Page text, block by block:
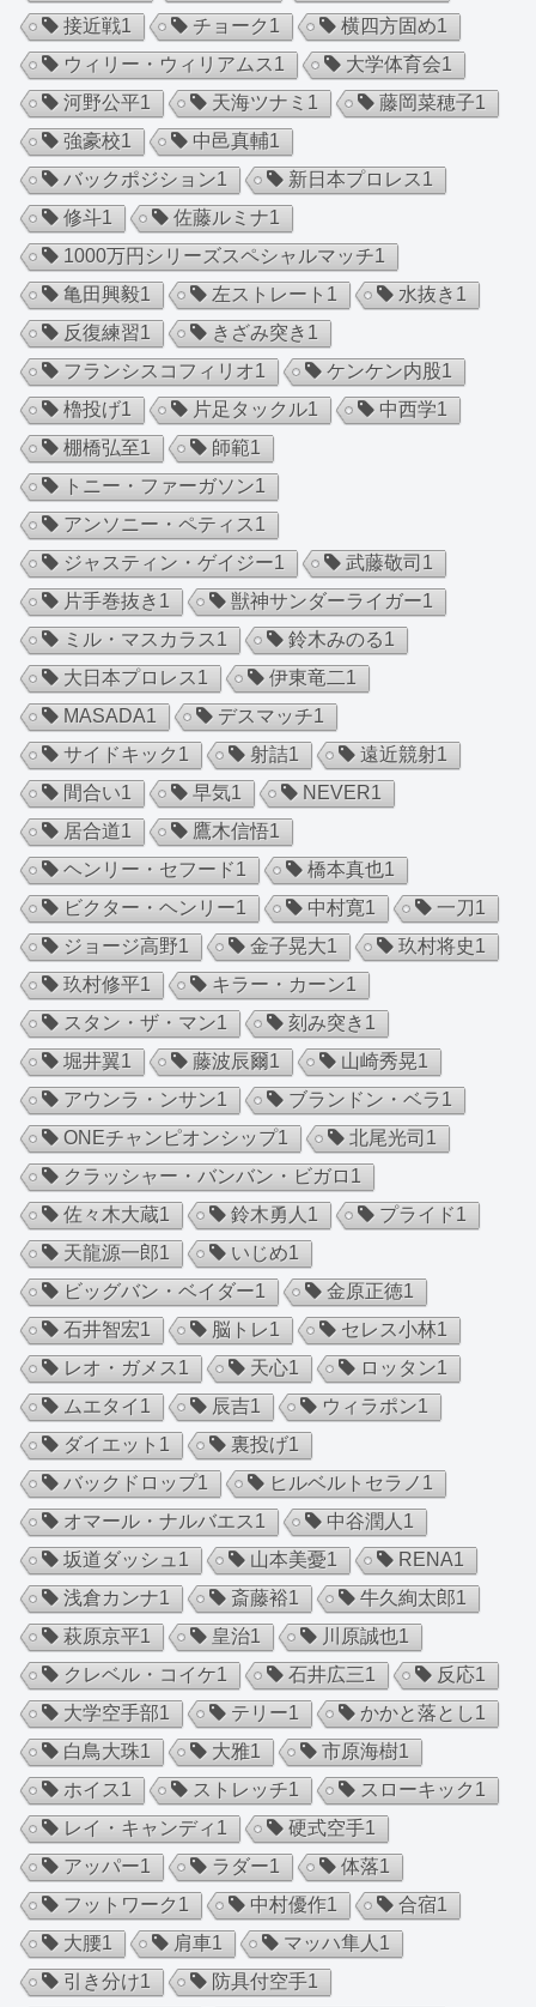
接近戦1 チョーク1 横四方固め1
ウィリー・ウィリアムス1 大学体育会1
河野公平1 天海ツナミ 1 藤岡菜穂子1
強豪校1 中邑真輔1
バックポジション1 新日本プロレス1
修斗1 佐藤ルミナ1
1000万円シリーズスペシャルマッチ1
亀田興毅1 左ストレート 1 水抜き 1
反復練習1 きざみ突き 1
フランシスコフィリオ1 ケンケン内股1
櫓投げ1 片足タックル1 中西学1
棚橋弘至1 師範1
トニー・ファーガソン1
アンソニー・ペティス1
ジャスティン・ゲイジー1 武藤敬司 1
片手巻抜き 1 獣神サンダーライガー1
ミル・マスカラス1 鈴木みのる1
大日本プロレス1 伊東竜二1
MASADA1 デスマッチ1
サイドキック1 射詰1 遠近競射1
間合い1 早気1 NEVER1
居合道1 鷹木信悟1
ヘンリー・セフード1 橋本真也1
ビクター・ヘンリー1 中村寛1 一刀1
ジョージ高野1 金子晃大1 玖村将史1
玖村修平1 キラー・カーン1
スタン・ザ・マン1 刻み突き 1
堀井翼1 藤波辰爾1 山崎秀晃1
アウンラ・ンサン1 ブランドン・ベラ1
ONEチャンピオンシップ1 北尾光司 1
クラッシャー・バンバン・ビガロ 1
佐々木大蔵1 鈴木勇人 1 プライド1
天龍源一郎1 いじめ1
ビッグバン・ベイダー1 金原正徳1
石井智宏1 脳トレ1 セレス小林1
レオ・ガメス1 天心1 ロッタン1
ムエタイ 1 辰吉1 ウィラポン1
ダイエット 1 裏投げ1
バックドロップ1 ヒルベルトセラノ 1
オマール・ナルバエス1 中谷潤人 1
坂道ダッシュ 1 山本美憂1 RENA1
浅倉カンナ1 斎藤裕1 牛久絢太郎1
萩原京平1 皇治1 川原誠也1
クレベル・コイケ1 石井広三1 反応1
大学空手部1 テリー1 かかと落とし1
白鳥大珠1 大雅1 市原海樹1
ホイス1 ストレッチ1 スローキック1
レイ・キャンディ 1 硬式空手1
アッパー1 ラダー1 体落1
フットワーク1 中村優作1 合宿1
大腰1 肩車1 マッハ隼人 1
引き分け1 防具付空手1